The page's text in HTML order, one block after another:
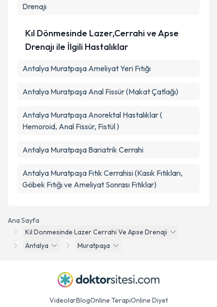
Ana Sayfa
Kil Donmesinde Lazer Cerrahi Ve Apse Drenaji
Antalya
Muratpaşa
Drenajı
Kıl Dönmesinde Lazer,Cerrahi ve Apse
Drenajı ile İlgili Hastalıklar
Antalya Muratpaşa Ameliyat Yeri Fıtığı
Antalya Muratpaşa Anal Fissür (Makat Çatlağı)
Antalya Muratpaşa Anorektal Hastalıklar (
Hemoroid, Anal Fissür, Fistül )
Antalya Muratpaşa Bariatrik Cerrahi
Antalya Muratpaşa Fıtık Cerrahisi (Kasık Fıtıkları,
Göbek Fıtığı ve Ameliyat Sonrası Fıtıklar)
VideolarBlogOnline TerapiOnline Diyet